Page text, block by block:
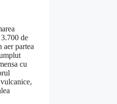
de
aer partea
cu